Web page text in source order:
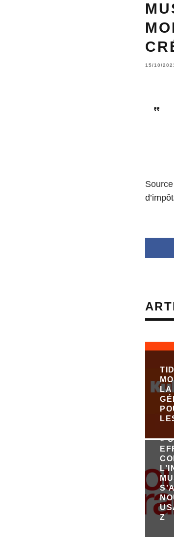
15/10/
LA
«
Z